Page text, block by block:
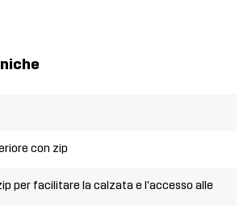
con zip
per facilitare la calzata e l'accesso alle